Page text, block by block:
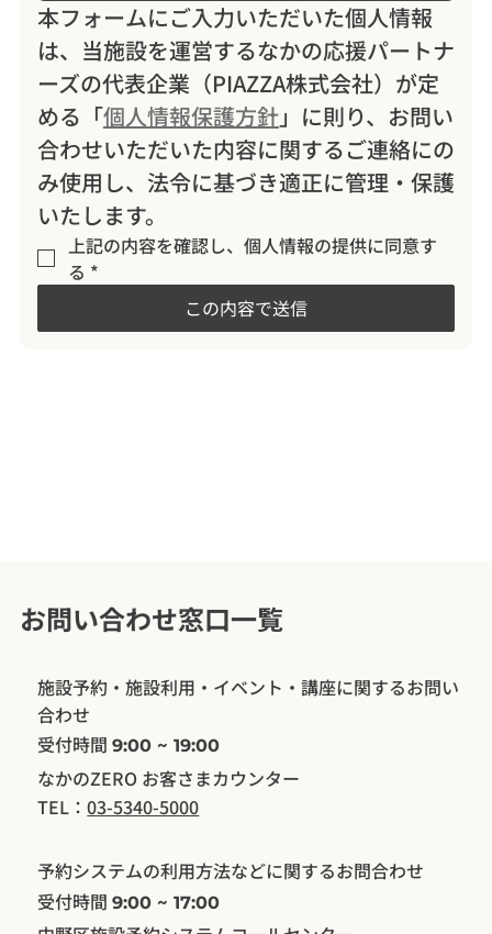
本フォームにご入力いただいた個人情報
は、当施設を運営するなかの応援パートナ
ーズの代表企業（PIAZZA株式会社）が定
める「個人情報保護方針」に則り、お問い
合わせいただいた内容に関するご連絡にの
み使用し、法令に基づき適正に管理・保護
いたします。
上記の内容を確認し、個人情報の提供に同意す
る *
この内容で送信
お問い合わせ窓口一覧
施設予約・施設利用・イベント・講座に関するお問い
合わせ
受付時間9:00 ~ 19:00
なかのZERO お客さまカウンター
TEL：03-5340-5000
予約システムの利用方法などに関するお問合わせ
受付時間9:00 ~ 17:00